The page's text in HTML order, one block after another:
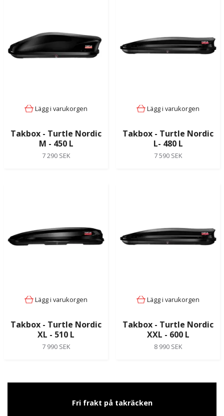
Lägg i varukorgen
Takbox - Turtle Nordic
M - 450 L
7 290 SEK
Lägg i varukorgen
Takbox - Turtle Nordic
L- 480 L
7 590 SEK
Lägg i varukorgen
Takbox - Turtle Nordic
XL - 510 L
7 990 SEK
Lägg i varukorgen
Takbox - Turtle Nordic
XXL - 600 L
8 990 SEK
Fri frakt på takräcken